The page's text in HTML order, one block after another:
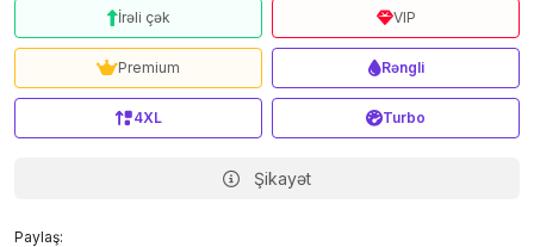
Paylaş:
İrəli çək VIP
Premium Rəngli
4XL Turbo
Şikayət